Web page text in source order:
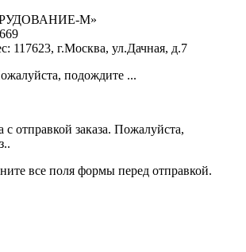
М»
117623, г.Москва, ул.Дачная, д.7
подождите ...
отправкой заказа. Пожалуйста,
все поля формы перед отправкой.